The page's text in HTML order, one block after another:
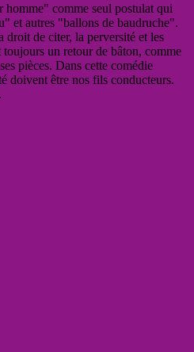
comme seul postulat qui
et autres "ballons de baudruche".
droit de citer, la perversité et les
toujours un retour de bâton, comme
pièces. Dans cette comédie
doivent être nos fils conducteurs.